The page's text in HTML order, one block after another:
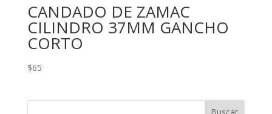
CANDADO DE ZAMAC
CILINDRO 37MM GANCHO
CORTO
$65